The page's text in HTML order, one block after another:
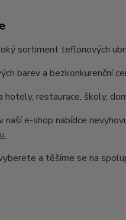
sortiment teflonových
barev a bezkonkurenční
hotely, restaurace, školy,
naší e-shop nabídce
a těšíme se na